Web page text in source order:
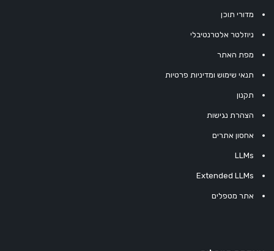
מדורי תוכן
ניוזלטר אלטרנטיבלי
מפת האתר
תנאי שימוש ומדיניות פרטיות
תקנון
הצהרת נגישות
אחסון אתרים
LLMs
Extended LLMs
אתר מטפלים